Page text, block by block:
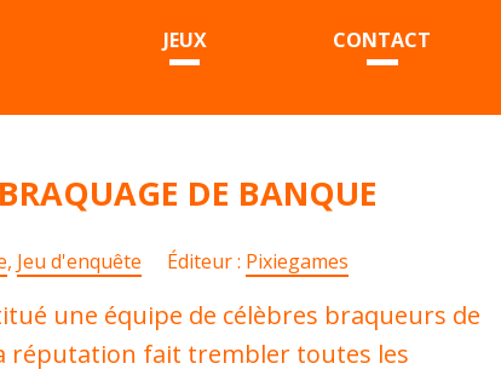
JEUX CONTACT
DE BANQUE
, Jeu d'enquête Éditeur : Pixiegames
une équipe de célèbres braqueurs de
réputation fait trembler toutes les